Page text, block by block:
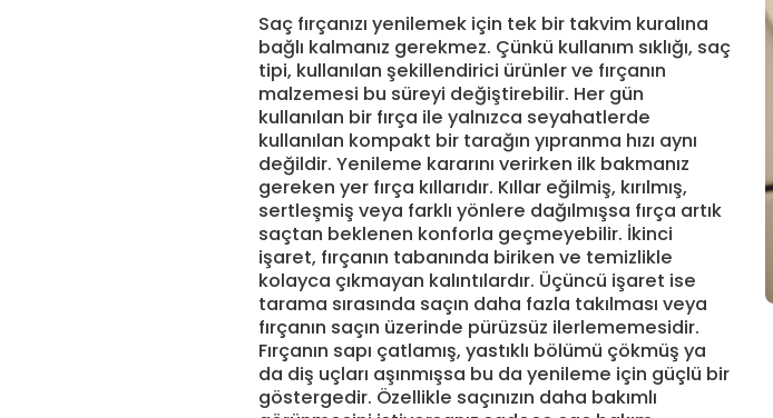
Saç fırçanızı yenilemek için tek bir takvim kuralına
bağlı kalmanız gerekmez. Çünkü kullanım sıklığı, saç
tipi, kullanılan şekillendirici ürünler ve fırçanın
malzemesi bu süreyi değiştirebilir. Her gün
kullanılan bir fırça ile yalnızca seyahatlerde
kullanılan kompakt bir tarağın yıpranma hızı aynı
değildir. Yenileme kararını verirken ilk bakmanız
gereken yer fırça kıllarıdır. Kıllar eğilmiş, kırılmış,
sertleşmiş veya farklı yönlere dağılmışsa fırça artık
saçtan beklenen konforla geçmeyebilir. İkinci
işaret, fırçanın tabanında biriken ve temizlikle
kolayca çıkmayan kalıntılardır. Üçüncü işaret ise
tarama sırasında saçın daha fazla takılması veya
fırçanın saçın üzerinde pürüzsüz ilerlememesidir.
Fırçanın sapı çatlamış, yastıklı bölümü çökmüş ya
da diş uçları aşınmışsa bu da yenileme için güçlü bir
göstergedir. Özellikle saçınızın daha bakımlı